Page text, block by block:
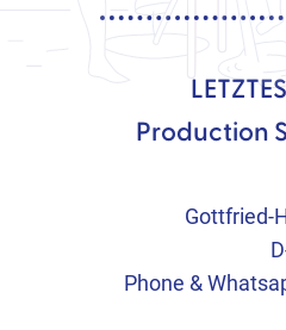
Production
Gottfried-
Phone &